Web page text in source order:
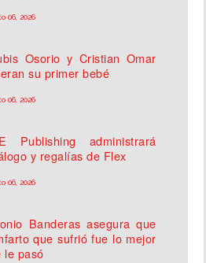
06, 2026
Osorio y Cristian Omar
su primer bebé
06, 2026
Publishing administrará
y regalías de Flex
06, 2026
Banderas asegura que
que sufrió fue lo mejor
le pasó